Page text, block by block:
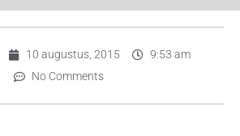
10 augustus, 2015
9:53 am
No Comments